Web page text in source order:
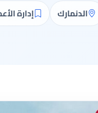
الدنمارك إدارة